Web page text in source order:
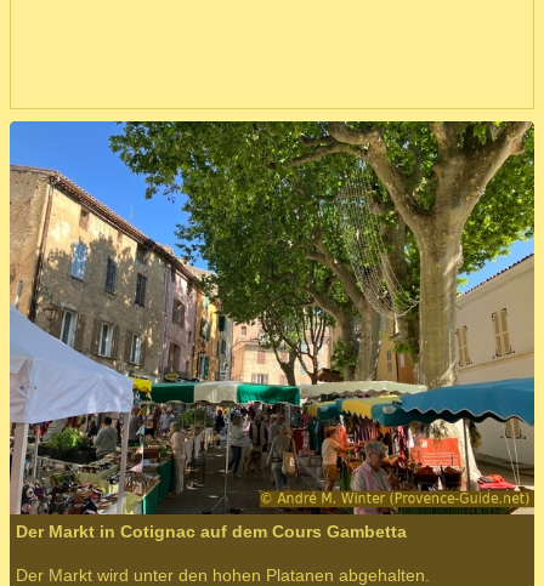
Der Markt in Cotignac auf dem Cours Gambetta
Der Markt wird unter den hohen Platanen abgehalten.